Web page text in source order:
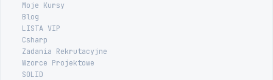
Moje Kursy
Blog
LISTA VIP
Csharp
Zadania Rekrutacyjne
Wzorce Projektowe
SOLID